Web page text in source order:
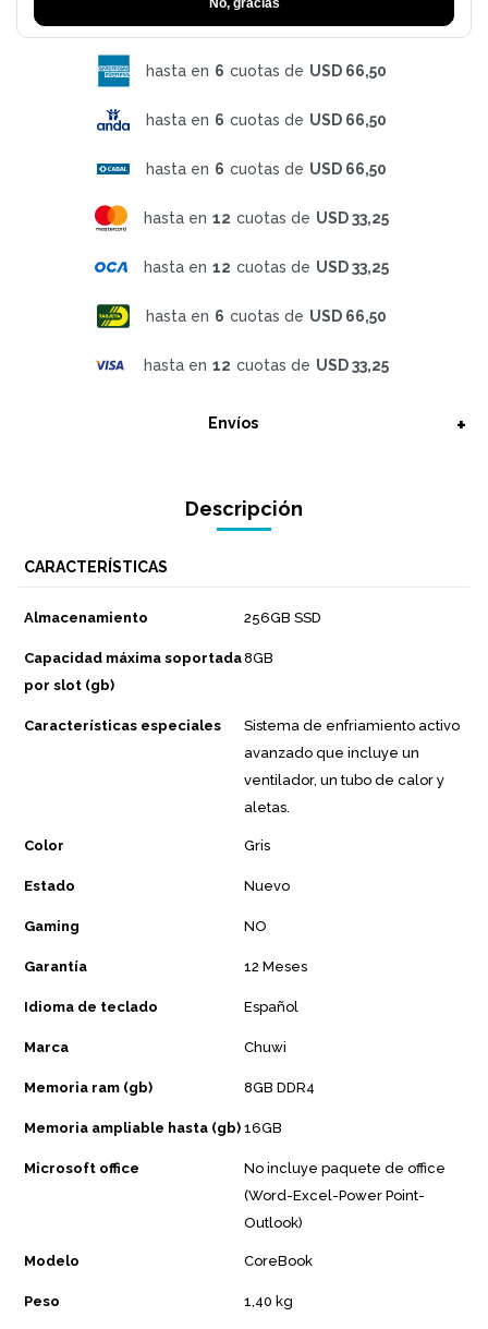
hasta en 6 cuotas de USD 66,50
hasta en 6 cuotas de USD 66,50
hasta en 6 cuotas de USD 66,50
hasta en 12 cuotas de USD 33,25
hasta en 12 cuotas de USD 33,25
hasta en 6 cuotas de USD 66,50
hasta en 12 cuotas de USD 33,25
Envíos
Descripción
CARACTERÍSTICAS
Almacenamiento 256GB SSD
Capacidad máxima soportada
por slot (gb)
8GB
Características especiales
Sistema de enfriamiento activo
avanzado que incluye un
ventilador, un tubo de calor y
aletas.
Color Gris
Estado Nuevo
Gaming NO
Garantía 12 Meses
Idioma de teclado Español
Marca Chuwi
Memoria ram (gb) 8GB DDR4
Memoria ampliable hasta (gb) 16GB
Microsoft office
No incluye paquete de office
(Word-Excel-Power Point-
Outlook)
Modelo CoreBook
Peso 1,40 kg